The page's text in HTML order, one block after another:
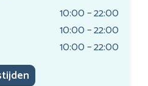
10:00 – 22:00
10:00 – 22:00
10:00 – 22:00